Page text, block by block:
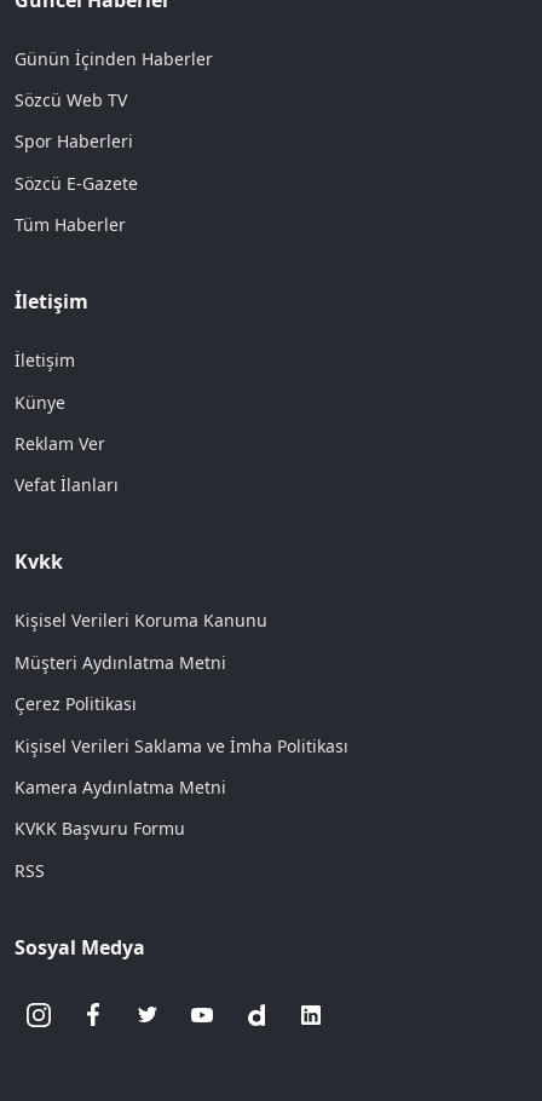
Günün İçinden Haberler
Sözcü Web TV
Spor Haberleri
Sözcü E-Gazete
Tüm Haberler
İletişim
İletişim
Künye
Reklam Ver
Vefat İlanları
Kvkk
Kişisel Verileri Koruma Kanunu
Müşteri Aydınlatma Metni
Çerez Politikası
Kişisel Verileri Saklama ve İmha Politikası
Kamera Aydınlatma Metni
KVKK Başvuru Formu
RSS
Sosyal Medya